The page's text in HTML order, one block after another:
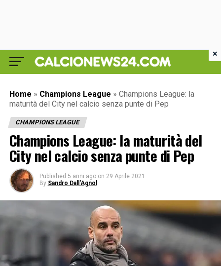
Home » Champions League » Champions League: la
maturità del City nel calcio senza punte di Pep
CHAMPIONS LEAGUE
Champions League: la maturità del
City nel calcio senza punte di Pep
Published 5 anni ago on 29 Aprile 2021
By Sandro Dall'Agnol
×